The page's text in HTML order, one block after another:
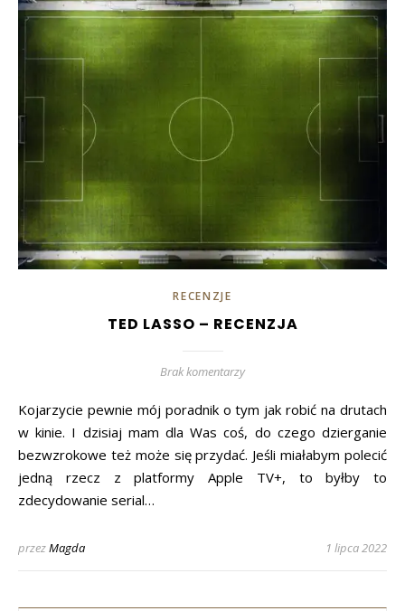
RECENZJE
TED LASSO – RECENZJA
Brak komentarzy
Kojarzycie pewnie mój poradnik o tym jak robić na drutach
w kinie. I dzisiaj mam dla Was coś, do czego dzierganie
bezwzrokowe też może się przydać. Jeśli miałabym polecić
jedną rzecz z platformy Apple TV+, to byłby to
zdecydowanie serial…
przezMagda 1 lipca 2022